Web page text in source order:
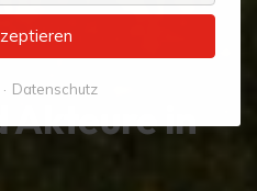
Akteure in
Datenschutz